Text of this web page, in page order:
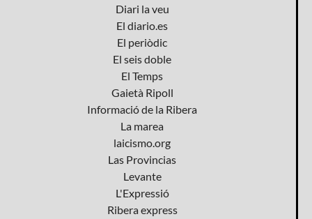
Diari la veu
El diario.es
El periòdic
El seis doble
El Temps
Gaietà Ripoll
Informació de la Ribera
La marea
laicismo.org
Las Provincias
Levante
L'Expressió
Ribera express